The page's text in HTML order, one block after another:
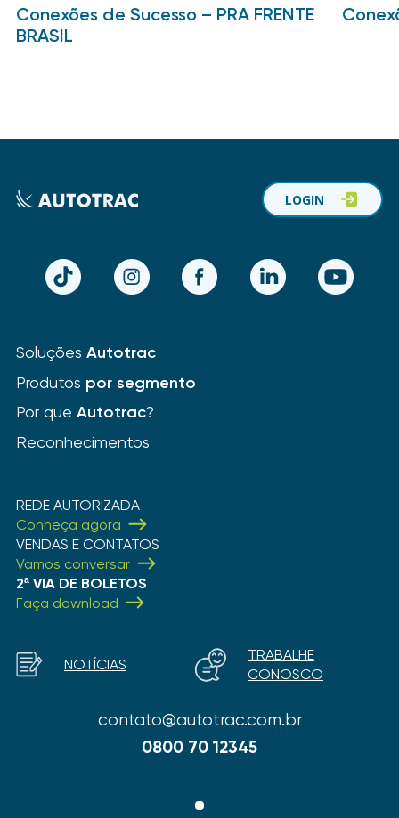
Conexões de Sucesso – PRA FRENTE
BRASIL
TikTok Instagram Facebook LinkedIn YouTube
LOGIN
Soluções Autotrac
Produtos por segmento
Por que Autotrac?
Reconhecimentos
REDE AUTORIZADA
Conheça agora
VENDAS E CONTATOS
Vamos conversar
2ª VIA DE BOLETOS
Faça download
contato@autotrac.com.br
0800 70 12345
NOTÍCIAS
TRABALHE
CONOSCO